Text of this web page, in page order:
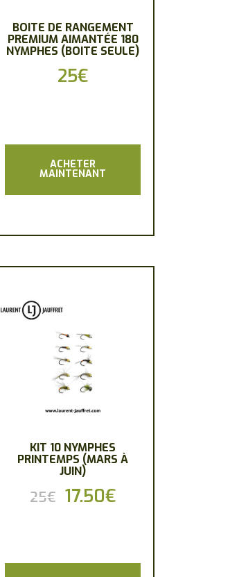
BOITE DE RANGEMENT
PREMIUM AIMANTÉE 180
NYMPHES (BOITE SEULE)
25€
ACHETER
MAINTENANT
KIT 10 NYMPHES
PRINTEMPS (MARS À
JUIN)
25€ Le
25€.
17.50€
17.50€.